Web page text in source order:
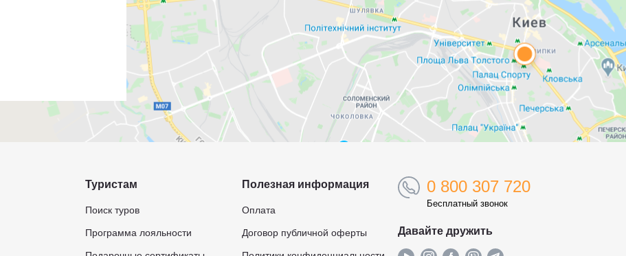
Туристам
Поиск туров
Программа лояльности
Полезная информация
Оплата
Договор публичной оферты
0 800 307 720
Бесплатный звонок
Давайте дружить